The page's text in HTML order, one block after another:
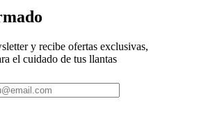
y recibe ofertas exclusivas,
el cuidado de tus llantas